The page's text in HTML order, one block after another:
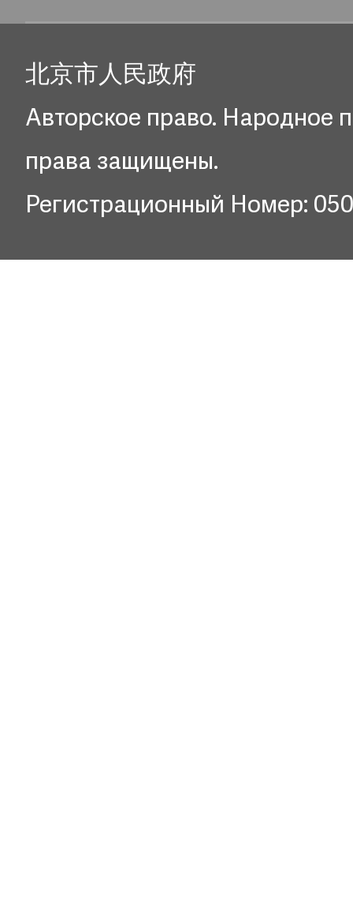
北京市人民政府
Авторское право. Народное
права защищены.
Регистрационный Номер: